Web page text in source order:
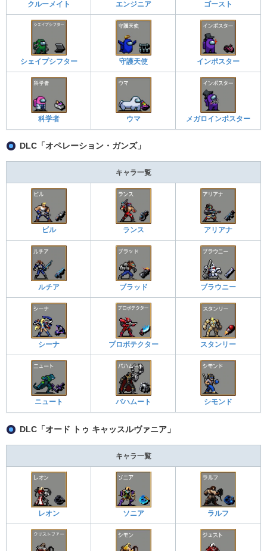
クルーメイト エンジニア ゴースト
シェイプシフター 守護天使 インポスター
科学者 ウマ メガロインポスター
DLC「オペレーション・ガンズ」
キャラ一覧
ビル ランス アリアナ
ルチア ブラッド ブラウニー
シーナ プロボテクター スタンリー
ニュート バハムート シモンド
DLC「オード トゥ キャッスルヴァニア」
キャラ一覧
レオン ソニア ラルフ